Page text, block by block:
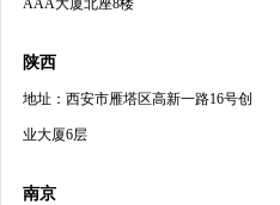
AAA大厦北座8楼
陕西
地址：西安市雁塔区高新一路16号创
业大厦6层
南京